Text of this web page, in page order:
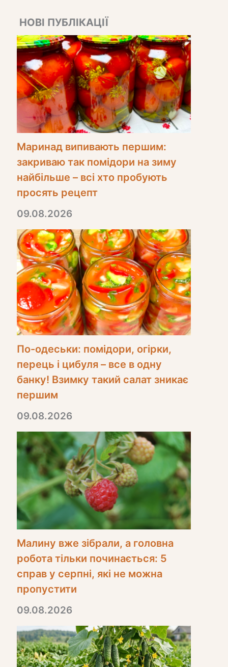
НОВІ ПУБЛІКАЦІЇ
Маринад випивають першим:
закриваю так помідори на зиму
найбільше – всі хто пробують
просять рецепт
09.08.2026
По-одеськи: помідори, огірки,
перець і цибуля – все в одну
банку! Взимку такий салат зникає
першим
09.08.2026
Малину вже зібрали, а головна
робота тільки починається: 5
справ у серпні, які не можна
пропустити
09.08.2026